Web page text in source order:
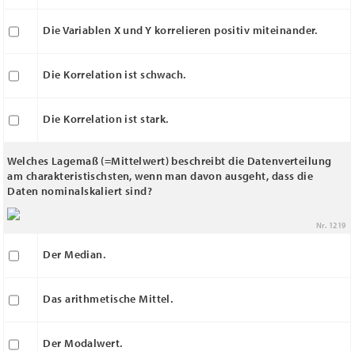
Die Variablen X und Y korrelieren positiv miteinander.
Die Korrelation ist schwach.
Die Korrelation ist stark.
Welches Lagemaß (=Mittelwert) beschreibt die Datenverteilung
am charakteristischsten, wenn man davon ausgeht, dass die
Daten nominalskaliert sind?
Nr. 1219
Der Median.
Das arithmetische Mittel.
Der Modalwert.